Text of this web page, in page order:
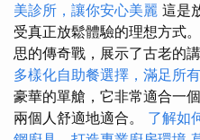
美診所，讓你安心美麗 這是
受真正放鬆體驗的理想方式
思的傳奇戰，展示了古老的
多樣化自助餐選擇，滿足所
豪華的單艙，它非常適合一
兩個人舒適地適合。 了解如